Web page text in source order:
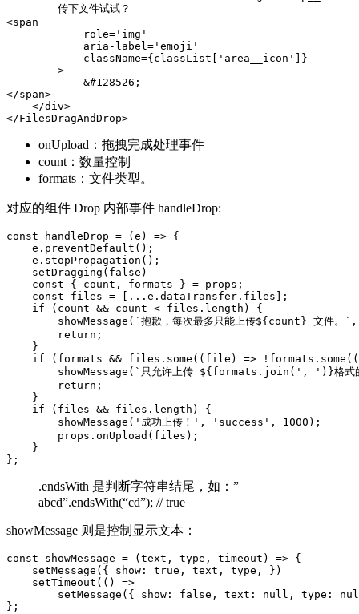
        传下文件试试？
<span
            role='img'
            aria-label='emoji'
            className={classList['area__icon']}
        >
            &#128526;
</span>
    </div>
</FilesDragAndDrop>
onUpload：拖拽完成处理事件
count：数量控制
formats：文件类型。
对应的组件 Drop 内部事件 handleDrop:
const handleDrop = (e) => {
    e.preventDefault();
    e.stopPropagation();
    setDragging(false)
    const { count, formats } = props;
    const files = [...e.dataTransfer.files];
    if (count && count < files.length) {
showMessage(`抱歉，每次最多只能上传${count} 文件。
        return;
    }
if (formats && files.some((file) =>
showMessage(`只允许上传 ${formats.join(', ')}格
        return;
    }
    if (files && files.length) {
        showMessage('成功上传！', 'success', 1000);
        props.onUpload(files);
    }
};
.endsWith 是判断字符串结尾，如：”
abcd”.endsWith(“cd”); // true
showMessage 则是控制显示文本：
const showMessage = (text, type, timeout) => {
    setMessage({ show: true, text, type, })
    setTimeout(() =>
setMessage({ show: false, text: null, type:
};